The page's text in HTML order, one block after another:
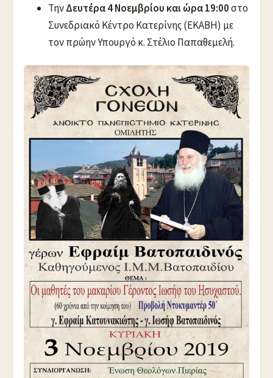
ΤηνΔευτέρα 4 Νοεμβρίου και ώρα 19:00στο
Συνεδριακό Κέντρο Κατερίνης (ΕΚΑΒΗ) με
τον πρώην Υπουργό κ. Στέλιο Παπαθεμελή.